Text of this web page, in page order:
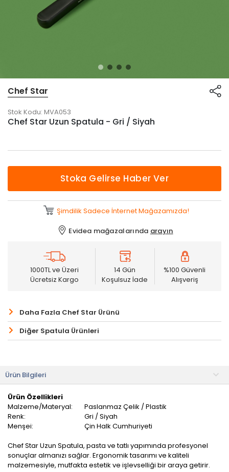
Chef Star
Stok Kodu: MVA053
Chef Star Uzun Spatula - Gri / Siyah
Stoka Gelirse Haber Ver
Şimdilik Sadece İnternet Mağazamızda!
Evidea mağazalarında arayın
1000TL ve Üzeri
Ücretsiz Kargo
14 Gün
Koşulsuz İade
%100 Güvenli
Alışveriş
Daha Fazla Chef Star Ürünü
Diğer Spatula Ürünleri
Ürün Bilgileri
Ürün Özellikleri
Malzeme/Materyal:
Paslanmaz Çelik / Plastik
Renk:
Gri / Siyah
Menşei:
Çin Halk Cumhuriyeti
Chef Star Uzun Spatula, pasta ve tatlı yapımında profesyonel
sonuçlar almanızı sağlar. Ergonomik tasarımı ve kaliteli
malzemesiyle, mutfakta estetik ve işlevselliği bir araya getirir.